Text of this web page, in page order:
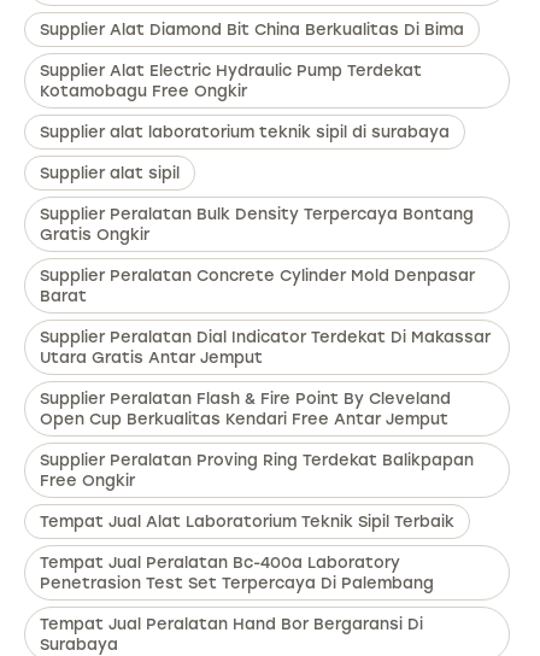
Supplier Alat Diamond Bit China Berkualitas Di Bima
Supplier Alat Electric Hydraulic Pump Terdekat
Kotamobagu Free Ongkir
Supplier alat laboratorium teknik sipil di surabaya
Supplier alat sipil
Supplier Peralatan Bulk Density Terpercaya Bontang
Gratis Ongkir
Supplier Peralatan Concrete Cylinder Mold Denpasar
Barat
Supplier Peralatan Dial Indicator Terdekat Di Makassar
Utara Gratis Antar Jemput
Supplier Peralatan Flash & Fire Point By Cleveland
Open Cup Berkualitas Kendari Free Antar Jemput
Supplier Peralatan Proving Ring Terdekat Balikpapan
Free Ongkir
Tempat Jual Alat Laboratorium Teknik Sipil Terbaik
Tempat Jual Peralatan Bc-400a Laboratory
Penetrasion Test Set Terpercaya Di Palembang
Tempat Jual Peralatan Hand Bor Bergaransi Di
Surabaya